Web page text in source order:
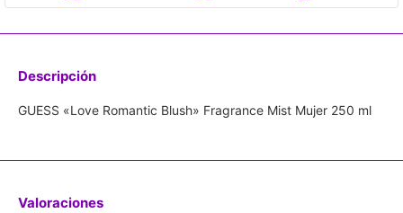
Descripción
GUESS «Love Romantic Blush» Fragrance Mist Mujer 250 ml
Valoraciones